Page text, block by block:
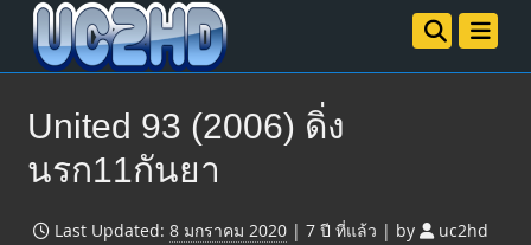
United 93 (2006) ดิ่ง
นรก11กันยา
Last Updated: 8 มกราคม 2020 | 7 ปี ที่แล้ว | by
uc2hd